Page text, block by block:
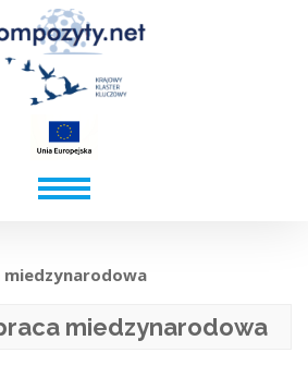
miedzynarodowa
miedzynarodowa